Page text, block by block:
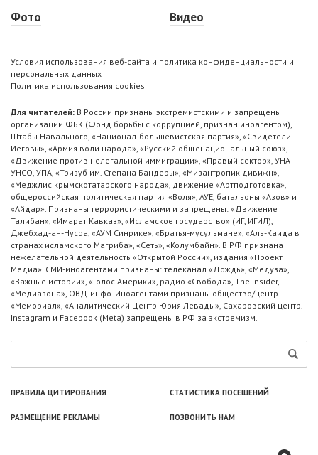
Фото
Видео
Условия использования веб-сайта и политика конфиденциальности и
персональных данных
Политика использования cookies
Для читателей: В России признаны экстремистскими и запрещены
организации ФБК (Фонд борьбы с коррупцией, признан иноагентом),
Штабы Навального, «Национал-большевистская партия», «Свидетели
Иеговы», «Армия воли народа», «Русский общенациональный союз»,
«Движение против нелегальной иммиграции», «Правый сектор», УНА-
УНСО, УПА, «Тризуб им. Степана Бандеры», «Мизантропик дивижн»,
«Меджлис крымскотатарского народа», движение «Артподготовка»,
общероссийская политическая партия «Воля», АУЕ, батальоны «Азов» и
«Айдар». Признаны террористическими и запрещены: «Движение
Талибан», «Имарат Кавказ», «Исламское государство» (ИГ, ИГИЛ),
Джебхад-ан-Нусра, «АУМ Синрике», «Братья-мусульмане», «Аль-Каида в
странах исламского Магриба», «Сеть», «Колумбайн». В РФ признана
нежелательной деятельность «Открытой России», издания «Проект
Медиа». СМИ-иноагентами признаны: телеканал «Дождь», «Медуза»,
«Важные истории», «Голос Америки», радио «Свобода», The Insider,
«Медиазона», ОВД-инфо. Иноагентами признаны общество/центр
«Мемориал», «Аналитический Центр Юрия Левады», Сахаровский центр.
Instagram и Facebook (Metа) запрещены в РФ за экстремизм.
ПРАВИЛА ЦИТИРОВАНИЯ СТАТИСТИКА ПОСЕЩЕНИЙ
РАЗМЕЩЕНИЕ РЕКЛАМЫ ПОЗВОНИТЬ НАМ